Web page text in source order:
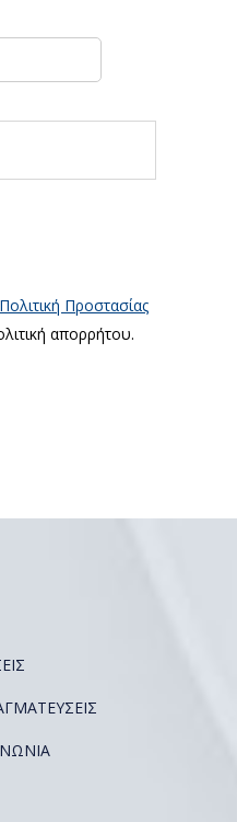
Πολιτική Προστασίας
απορρήτου.